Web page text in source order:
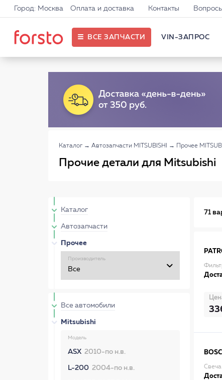
Город: Москва Оплата и доставка Контакты
ВСЕ ЗАПЧАСТИ VIN-ЗАПРОС
Каталог → Автозапчасти MITSUBISHI → Прочее
Прочие детали для Mitsubishi
Каталог
Автозапчасти
Прочее
Производитель
Все автомобили
Mitsubishi
Модель
ASX 2010-по н.в.
L-200 2004-по н.в.
71